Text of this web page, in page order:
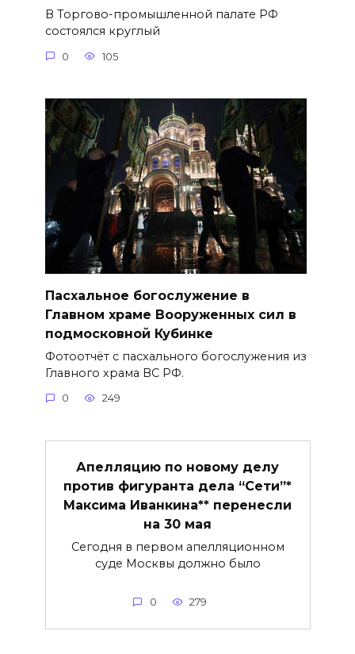
В Торгово-промышленной палате РФ
состоялся круглый
0 105
Пасхальное богослужение в
Главном храме Вооруженных сил в
подмосковной Кубинке
Фотоотчёт с пасхального богослужения из
Главного храма ВС РФ.
0 249
Апелляцию по новому делу
против фигуранта дела “Сети”*
Максима Иванкина** перенесли
на 30 мая
Сегодня в первом апелляционном
суде Москвы должно было
0 279